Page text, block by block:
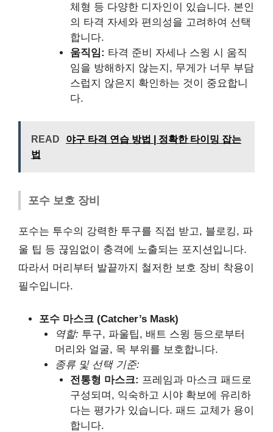
체형 등 다양한 디자인이 있습니다. 본인
의 타격 자세와 편의성을 고려하여 선택
합니다.
움직임: 타격 준비 자세나 스윙 시 움직
임을 방해하지 않는지, 무게가 너무 부담
스럽지 않은지 확인하는 것이 중요합니
다.
READ
야구 타격 연습 방법 | 정확한 타이밍 잡는
법
포수 보호 장비
포수는 투수의 강력한 투구를 직접 받고, 블로킹, 파
울 팁 등 끊임없이 충격에 노출되는 포지션입니다.
따라서 머리부터 발끝까지 철저한 보호 장비 착용이
필수입니다.
포수 마스크 (Catcher’s Mask)
역할: 투구, 파울팁, 배트 스윙 등으로부터
머리와 얼굴, 목 부위를 보호합니다.
종류 및 선택 기준:
전통형 마스크: 프레임과 마스크 패드로
구성되며, 익숙하고 시야 확보에 유리하
다는 평가가 있습니다. 패드 교체가 용이
합니다.